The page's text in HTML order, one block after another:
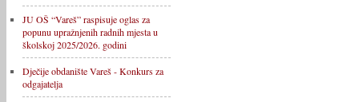
JU OŠ “Vareš” raspisuje oglas za
popunu upražnjenih radnih mjesta u
školskoj 2025/2026. godini
Dječije obdanište Vareš - Konkurs za
odgajatelja